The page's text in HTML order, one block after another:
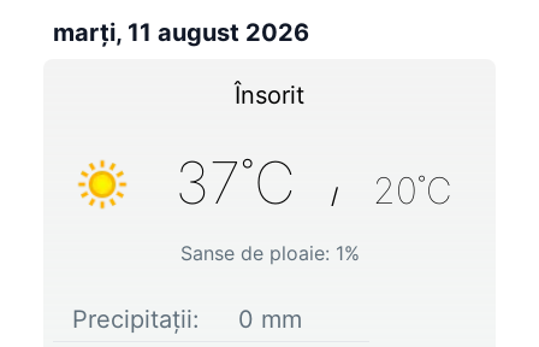
marți, 11 august 2026
Însorit
37˚C / 20˚C
Sanse de ploaie: 1%
Precipitații: 0 mm